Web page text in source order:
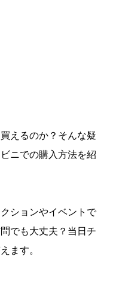
えるのか？そんな疑
ニでの購入方法を紹
ションやイベントで
でも大丈夫？当日チ
ます。